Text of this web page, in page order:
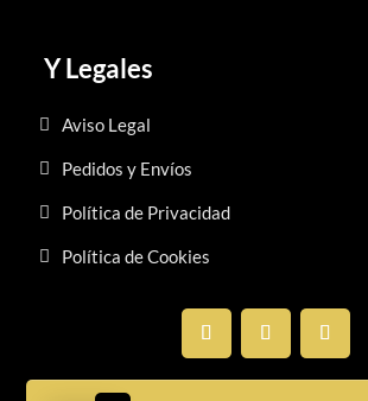
Y Legales
Aviso Legal
Pedidos y Envíos
Política de Privacidad
Política de Cookies